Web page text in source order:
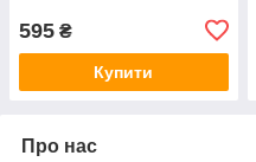
595 ₴
Купити
Про нас